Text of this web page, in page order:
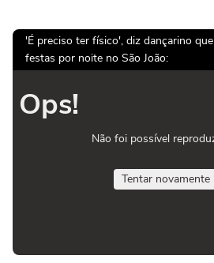
'É preciso ter físico', diz dançarino
festas por noite no São João:
Ops!
Não foi possível
Tentar novamente